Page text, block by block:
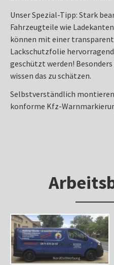
Unser Spezial-Tipp: Stark
Fahrzeugteile wie
können mit einer
Lackschutzfolie
geschützt werden!
wissen das zu schätzen.
Selbstverständlich montieren
konforme Kfz-